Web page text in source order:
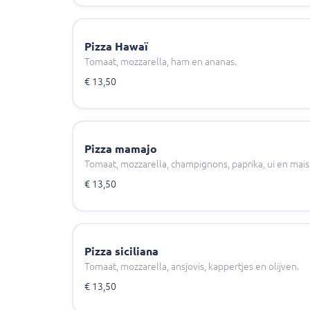
Pizza Hawaï
Tomaat, mozzarella, ham en ananas.
€ 13,50
Pizza mamajo
Tomaat, mozzarella, champignons, paprika, ui en
€ 13,50
Pizza siciliana
Tomaat, mozzarella, ansjovis, kappertjes en olijven.
€ 13,50